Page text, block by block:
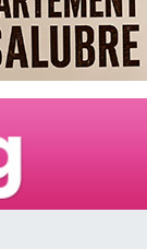
de nous
dans Torah-
viennent de faire un
radio : Visions de
de demander
son Maasser
pour étudier en